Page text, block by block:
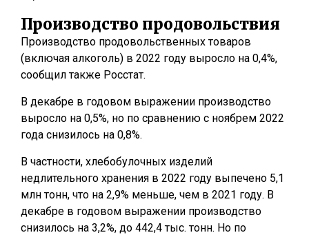
Производство продовольствия
Производство продовольственных товаров
(включая алкоголь) в 2022 году выросло на 0,4%,
сообщил также Росстат.
В декабре в годовом выражении производство
выросло на 0,5%, но по сравнению с ноябрем 2022
года снизилось на 0,8%.
В частности, хлебобулочных изделий
недлительного хранения в 2022 году выпечено 5,1
млн тонн, что на 2,9% меньше, чем в 2021 году. В
декабре в годовом выражении производство
снизилось на 3,2%, до 442,4 тыс. тонн. Но по